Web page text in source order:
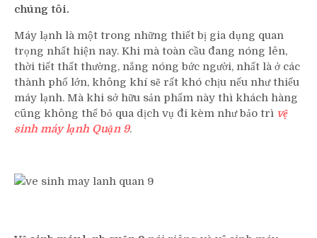
Nhà
–
Sửa
Điện
Lạnh
Quận
chúng tôi.
Máy lạnh là một trong những thiết bị gia dụng quan
trọng nhất hiện nay. Khi mà toàn cầu đang nóng lên,
thời tiết thất thường, nắng nóng bức người, nhất là ở các
thành phố lớn, không khí sẽ rất khó chịu nếu như thiếu
máy lạnh. Mà khi sở hữu sản phẩm này thì khách hàng
cũng không thể bỏ qua dịch vụ đi kèm như bảo trì vệ
sinh máy lạnh Quận 9.